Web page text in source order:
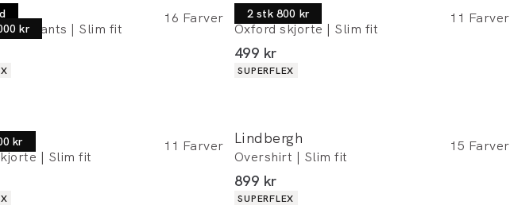
kr pants | Slim fit
16 Farver
rabat)
2 stk 800 kr
Lindbergh
Oxford skjorte | Slim fit
11 Farver
I alt (inkl. rabat)
499 kr
Produkt egenskaber
SUPERFLEX
kr
| Slim fit
11 Farver
rabat)
Lindbergh
Overshirt | Slim fit
15 Farver
I alt (inkl. rabat)
899 kr
Produkt egenskaber
SUPERFLEX